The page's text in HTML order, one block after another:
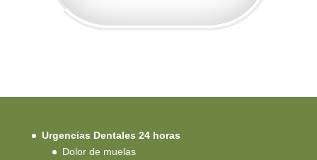
Urgencias Dentales 24 horas
Dolor de muelas